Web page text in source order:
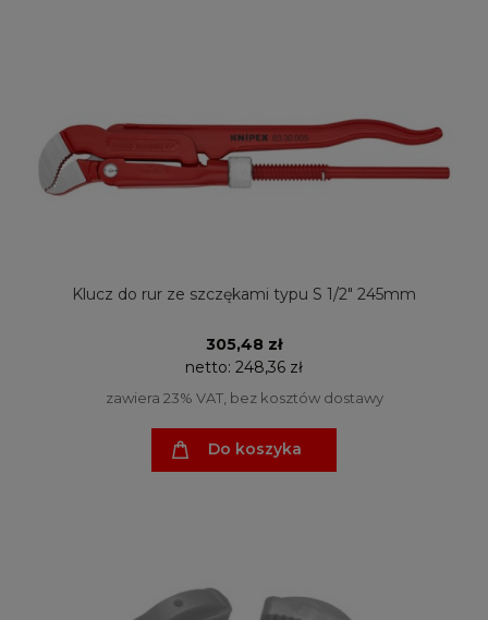
Klucz do rur ze szczękami typu S 1/2" 245mm
305,48 zł
netto: 248,36 zł
zawiera 23% VAT, bez kosztów dostawy
Do koszyka